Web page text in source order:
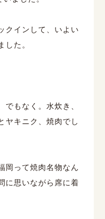
クインして、いよい
した。
でもなく。水炊き、
ヤキニク、焼肉でし
岡って焼肉名物なん
に思いながら席に着